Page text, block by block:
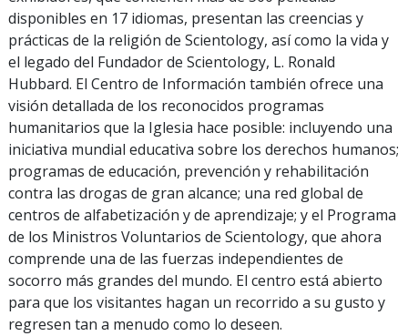
disponibles en 17 idiomas, presentan las creencias y
prácticas de la religión de Scientology, así como la vida y
el legado del Fundador de Scientology, L. Ronald
Hubbard. El Centro de Información también ofrece una
visión detallada de los reconocidos programas
humanitarios que la Iglesia hace posible: incluyendo una
iniciativa mundial educativa sobre los derechos humanos;
programas de educación, prevención y rehabilitación
contra las drogas de gran alcance; una red global de
centros de alfabetización y de aprendizaje; y el Programa
de los Ministros Voluntarios de Scientology, que ahora
comprende una de las fuerzas independientes de
socorro más grandes del mundo. El centro está abierto
para que los visitantes hagan un recorrido a su gusto y
regresen tan a menudo como lo deseen.